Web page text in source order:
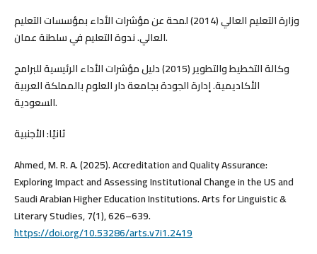
وزارة التعليم العالي (2014) لمحة عن مؤشرات الأداء بمؤسسات التعليم
العالي. ندوة التعليم في سلطنة عمان.
وكالة التخطيط والتطوير (2015) دليل مؤشرات الأداء الرئيسية للبرامج
الأكاديمية. إدارة الجودة بجامعة دار العلوم بالمملكة العربية
السعودية.
ثانيًا: الأجنبية
Ahmed, M. R. A. (2025). Accreditation and Quality Assurance:
Exploring Impact and Assessing Institutional Change in the US and
Saudi Arabian Higher Education Institutions. Arts for Linguistic &
Literary Studies, 7(1), 626–639.
https://doi.org/10.53286/arts.v7i1.2419